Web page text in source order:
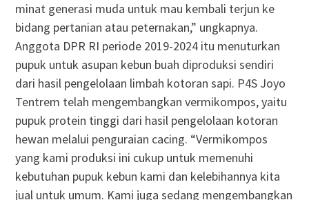
minat generasi muda untuk mau kembali terjun ke
bidang pertanian atau peternakan,” ungkapnya.
Anggota DPR RI periode 2019-2024 itu menuturkan
pupuk untuk asupan kebun buah diproduksi sendiri
dari hasil pengelolaan limbah kotoran sapi. P4S Joyo
Tentrem telah mengembangkan vermikompos, yaitu
pupuk protein tinggi dari hasil pengelolaan kotoran
hewan melalui penguraian cacing. “Vermikompos
yang kami produksi ini cukup untuk memenuhi
kebutuhan pupuk kebun kami dan kelebihannya kita
jual untuk umum. Kami juga sedang mengembangkan